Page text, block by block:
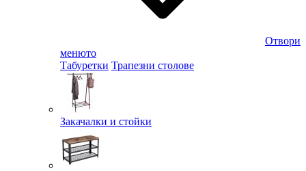
Отвори
менюто
Табуретки Трапезни столове
Закачалки и стойки